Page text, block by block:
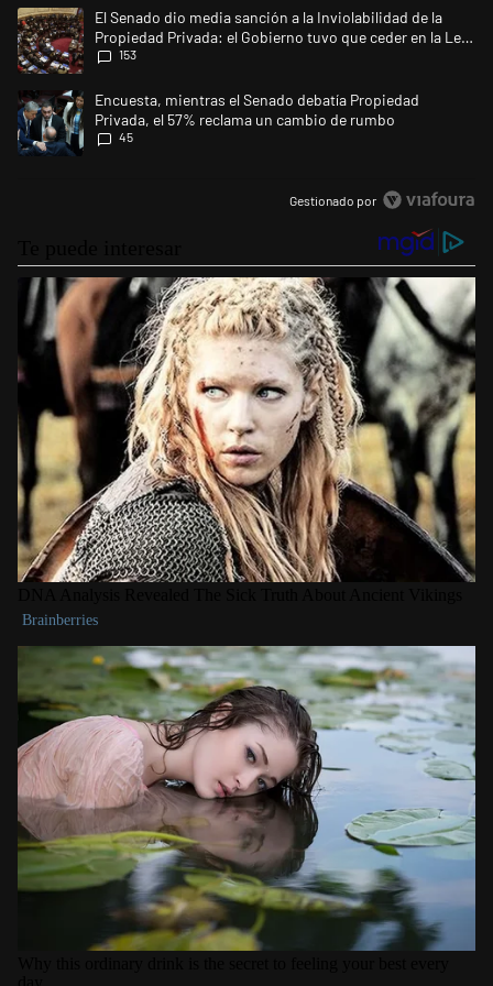
Un artículo de tendencia con el título "El Senado dio media sanción a
El Senado dio media sanción a la Inviolabilidad de la
Propiedad Privada: el Gobierno tuvo que ceder en la Ley
del Manejo del Fuego
153
Un artículo de tendencia con el título "Encuesta, mientras el Senado
Encuesta, mientras el Senado debatía Propiedad
Privada, el 57% reclama un cambio de rumbo
45
Gestionado por